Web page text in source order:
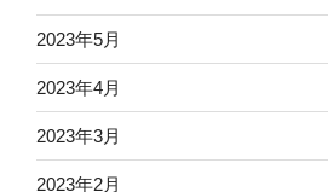
2023年5月
2023年4月
2023年3月
2023年2月